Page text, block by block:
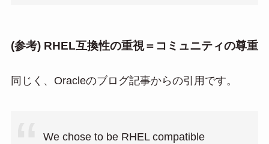
(参考) RHEL互換性の重視＝コミュニティの尊重
同じく、Oracleのブログ記事からの引用です。
We chose to be RHEL compatible